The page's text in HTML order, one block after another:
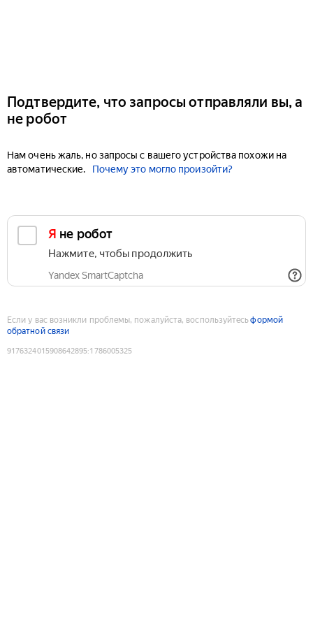
Подтвердите, что запросы отправляли вы, а
не робот
Нам очень жаль, но запросы с вашего устройства похожи на
автоматические.
Почему это могло произойти?
Я не робот
Нажмите, чтобы продолжить
Yandex SmartCaptcha
Если у вас возникли проблемы, пожалуйста, воспользуйтесьформой
обратной связи
9176324015908642895:1786005325